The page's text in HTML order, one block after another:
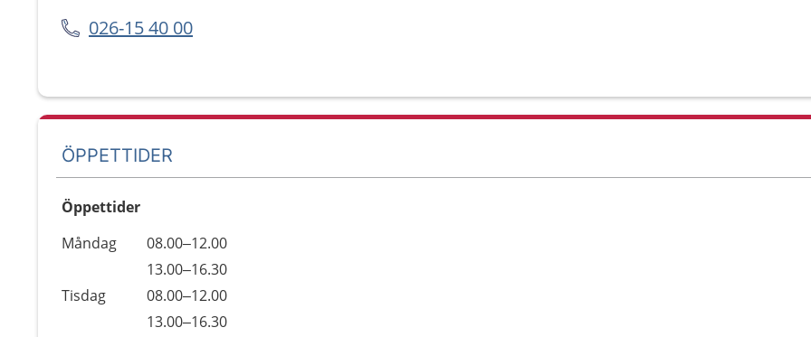
026-15 40 00
ÖPPETTIDER
Öppettider
Dag
Öppettider
Kommentarer
Måndag
08.00–12.00
13.00–16.30
Tisdag
08.00–12.00
13.00–16.30